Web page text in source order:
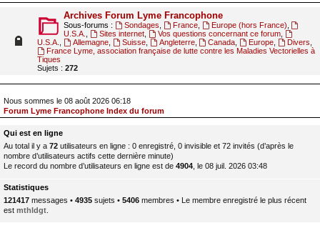
Archives Forum Lyme Francophone
Sous-forums : Sondages France, Europe (hors France)
U.S.A.
Sites internet, Vos questions concernant ce forum,
U.S.A.
Allemagne, Suisse, Angleterre, Canada Europe Divers
France Lyme, association française de lutte contre les Maladies Vectorielles à
Tiques
Sujets : 272
Nous sommes le 08 août 2026 06:18
Forum Lyme Francophone Index du forum
Qui est en ligne
Au total il y a 72 utilisateurs en ligne : 0 enregistré, 0 invisible et 72 invités (d’après le
nombre d’utilisateurs actifs cette dernière minute)
Le record du nombre d’utilisateurs en ligne est de 4904 , le 08 juil. 2026 03:48
Statistiques
121417 messages • 4935 sujets • 5406 membres • Le membre enregistré le plus récent
est mthldgt